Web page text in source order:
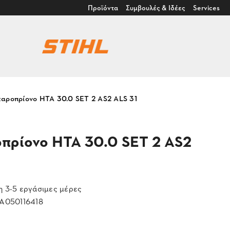
Προϊόντα Συμβουλές & Ιδέες Services
HTA 30.0 SET 2 AS2 ALS 31
HTA 30.0 SET 2 AS2
5 εργάσιμες μέρες